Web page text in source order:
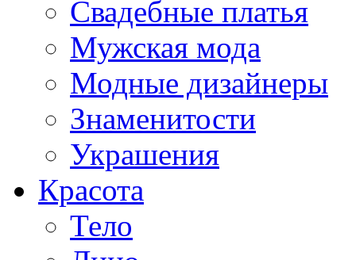
Свадебные платья
Мужская мода
Модные дизайнеры
Знаменитости
Украшения
Красота
Тело